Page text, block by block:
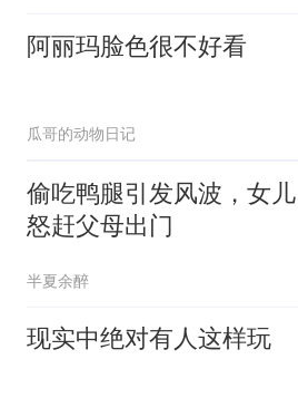
阿丽玛脸色很不好看
瓜哥的动物日记
偷吃鸭腿引发风波，女儿
怒赶父母出门
半夏余醉
现实中绝对有人这样玩